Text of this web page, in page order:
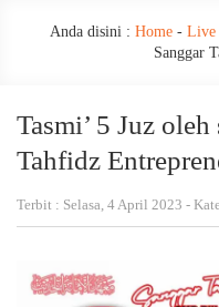
Anda disini : Home- Live
Sanggar
Tasmi’ 5 Juz
Tahfidz
Terbit : Selasa, 4 April 2023 -